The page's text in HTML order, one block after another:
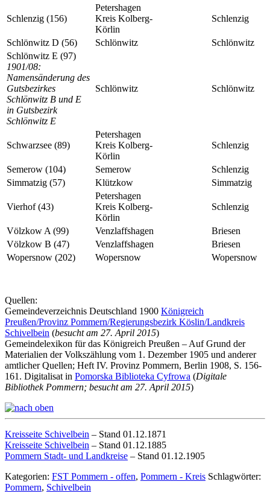
Schlenzig (156)
Petershagen
Kreis Kolberg-
Körlin
Schlenzig
Schlönwitz D (56) Schlönwitz
Schlönwitz
Schlönwitz E (97)
1901/08:
Namensänderung des
Gutsbezirkes
Schlönwitz B und E
in Gutsbezirk
Schlönwitz E
Schlönwitz Schlönwitz
Schwarzsee (89)
Petershagen
Kreis Kolberg-
Körlin
Schlenzig
Semerow (104) Semerow
Schlenzig
Simmatzig (57)
Klützkow Simmatzig
Vierhof (43)
Petershagen
Kreis Kolberg-
Körlin
Schlenzig
Völzkow A (99) Venzlaffshagen
Briesen
Völzkow B (47)
Venzlaffshagen
Briesen
Wopersnow (202)
Wopersnow Wopersnow
Quellen:
Gemeindeverzeichnis Deutschland 1900 Königreich
Preußen/Provinz Pommern/Regierungsbezirk Köslin/Landkreis
Schivelbein (besucht am 27. April 2015)
Gemeindelexikon für das Königreich Preußen – Auf Grund der
Materialien der Volkszählung vom 1. Dezember 1905 und anderer
amtlicher Quellen; Heft IV. Provinz Pommern, Berlin 1908, S. 156-
161. Digitalisat in Pomorska Biblioteka Cyfrowa (Digitale
Bibliothek Pommern; besucht am 27. April 2015)
Kreisseite Schivelbein – Stand 01.12.1871
Kreisseite Schivelbein – Stand 01.12.1885
Pommern Stadt- und Landkreise – Stand 01.12.1905
Kategorien: FST Pommern - offen, Pommern - Kreis Schlagwörter:
Pommern, Schivelbein